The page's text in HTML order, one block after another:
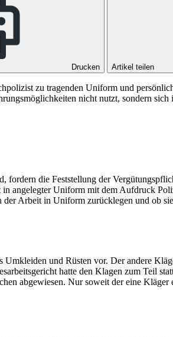
Drucken Artikel teilen
zu tragenden Uniform und
nicht nutzt, sondern
die Feststellung der
angelegter Uniform mit dem Aufdruck
Arbeit in Uniform zurücklegen und ob
und Rüsten vor. Der andere
hatte den Klagen zum Teil
abgewiesen. Nur soweit der eine